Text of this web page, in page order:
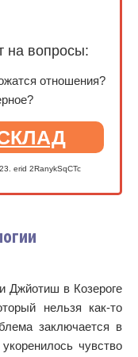
на вопросы:
отношения?
erid 2RanykSqCTc
Джйотиш в Козероге
нельзя как-то
заключается в
чувство